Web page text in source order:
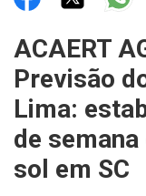
NOTÍCIAS
INTEGRIDADE
ACAERT
Previsão
Lima:
de
sol em SC